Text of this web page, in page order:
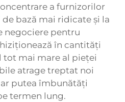
a furnizorilor
bază mai ridicate și la
negociere pentru
în cantități
tot mai mare al pieței
atrage treptat noi
putea îmbunătăți
termen lung.